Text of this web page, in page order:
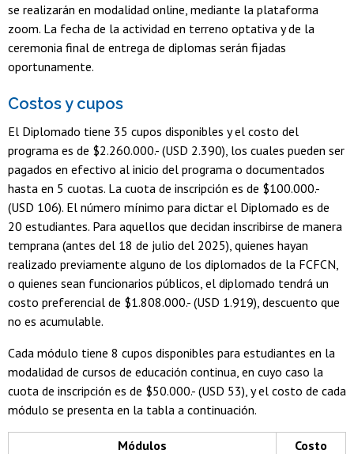
se realizarán en modalidad online, mediante la plataforma
zoom. La fecha de la actividad en terreno optativa y de la
ceremonia final de entrega de diplomas serán fijadas
oportunamente.
Costos y cupos
El Diplomado tiene 35 cupos disponibles y el costo del
programa es de $2.260.000.- (USD 2.390), los cuales pueden ser
pagados en efectivo al inicio del programa o documentados
hasta en 5 cuotas. La cuota de inscripción es de $100.000.-
(USD 106). El número mínimo para dictar el Diplomado es de
20 estudiantes. Para aquellos que decidan inscribirse de manera
temprana (antes del 18 de julio del 2025), quienes hayan
realizado previamente alguno de los diplomados de la FCFCN,
o quienes sean funcionarios públicos, el diplomado tendrá un
costo preferencial de $1.808.000.- (USD 1.919), descuento que
no es acumulable.
Cada módulo tiene 8 cupos disponibles para estudiantes en la
modalidad de cursos de educación continua, en cuyo caso la
cuota de inscripción es de $50.000.- (USD 53), y el costo de cada
módulo se presenta en la tabla a continuación.
Módulos Costo